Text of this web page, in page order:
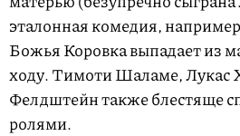
эталонная комедия,
Божья Коровка выпадает из
ходу. Тимоти Шаламе, Лукас
Фелдштейн также блестяще
ролями.